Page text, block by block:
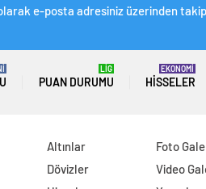
e-posta adresiniz üzerinden takip
PUAN DURUMU
LİG
HISSELER
EKONOMİ
Altınlar
Dövizler
Foto
Video